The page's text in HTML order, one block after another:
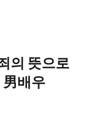
의 뜻으로
배우